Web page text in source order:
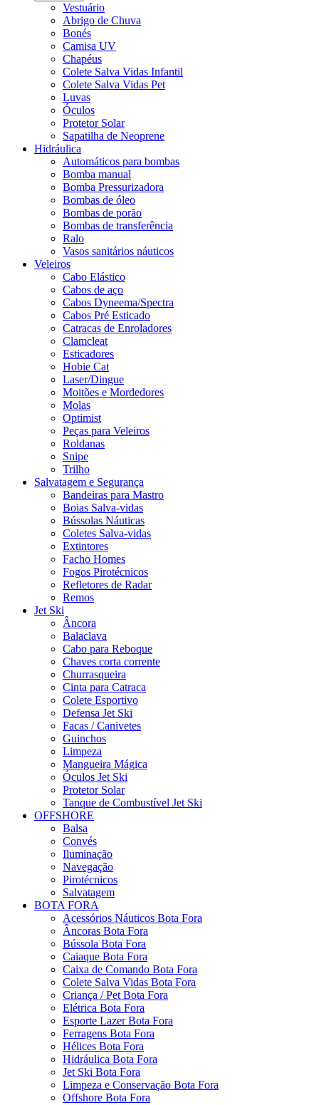
Vestuário
Abrigo de Chuva
Bonés
Camisa UV
Chapéus
Colete Salva Vidas Infantil
Colete Salva Vidas Pet
Luvas
Óculos
Protetor Solar
Sapatilha de Neoprene
Hidráulica
Automáticos para bombas
Bomba manual
Bomba Pressurizadora
Bombas de óleo
Bombas de porão
Bombas de transferência
Ralo
Vasos sanitários náuticos
Veleiros
Cabo Elástico
Cabos de aço
Cabos Dyneema/Spectra
Cabos Pré Esticado
Catracas de Enroladores
Clamcleat
Esticadores
Hobie Cat
Laser/Dingue
Moitões e Mordedores
Molas
Optimist
Peças para Veleiros
Roldanas
Snipe
Trilho
Salvatagem e Segurança
Bandeiras para Mastro
Boias Salva-vidas
Bússolas Náuticas
Coletes Salva-vidas
Extintores
Facho Homes
Fogos Pirotécnicos
Refletores de Radar
Remos
Jet Ski
Âncora
Balaclava
Cabo para Reboque
Chaves corta corrente
Churrasqueira
Cinta para Catraca
Colete Esportivo
Defensa Jet Ski
Facas / Canivetes
Guinchos
Limpeza
Mangueira Mágica
Óculos Jet Ski
Protetor Solar
Tanque de Combustível Jet Ski
OFFSHORE
Balsa
Convés
Iluminação
Navegação
Pirotécnicos
Salvatagem
BOTA FORA
Acessórios Náuticos Bota Fora
Âncoras Bota Fora
Bússola Bota Fora
Caiaque Bota Fora
Caixa de Comando Bota Fora
Colete Salva Vidas Bota Fora
Criança / Pet Bota Fora
Elétrica Bota Fora
Esporte Lazer Bota Fora
Ferragens Bota Fora
Hélices Bota Fora
Hidráulica Bota Fora
Jet Ski Bota Fora
Limpeza e Conservação Bota Fora
Offshore Bota Fora